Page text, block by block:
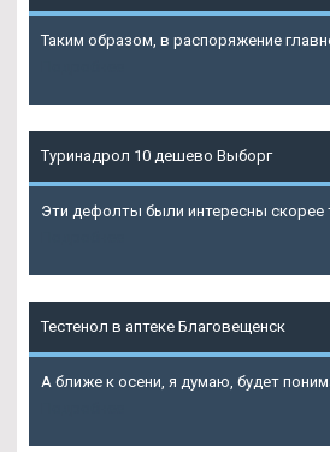
Таким образом, в распоряжение
Туринадрол 10 дешево Выборг
Эти дефолты были интересны скорее
Тестенол в аптеке Благовещенск
А ближе к осени, я думаю, будет